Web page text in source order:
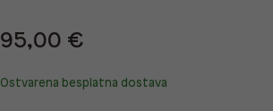
95,00 €
Ostvarena besplatna dostava